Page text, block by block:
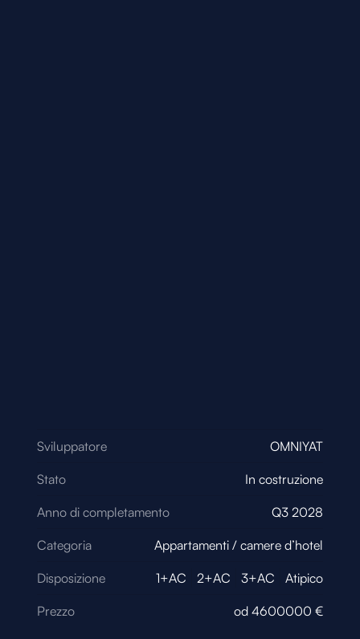
Sviluppatore OMNIYAT
Stato In costruzione
Anno di completamento Q3 2028
Categoria Appartamenti / camere d’hotel
Disposizione 1+AC 2+AC 3+AC Atipico
Prezzo od 4600000 €